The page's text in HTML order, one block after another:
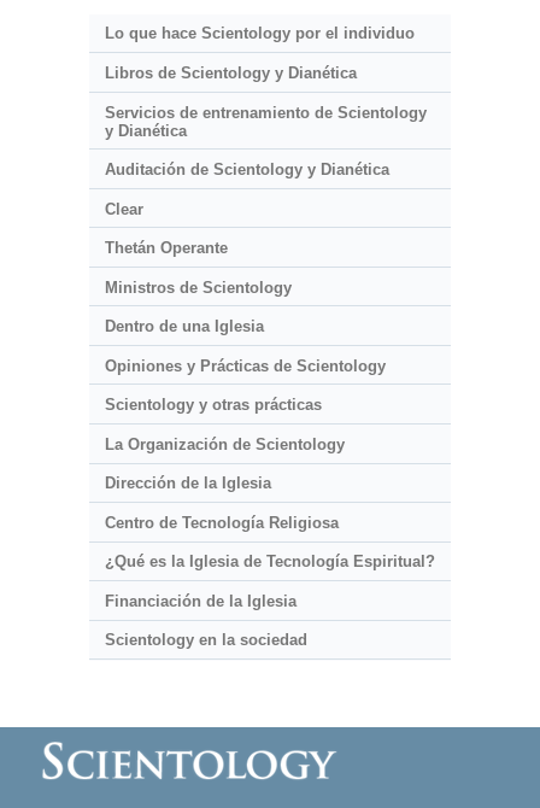
Lo que hace Scientology por el individuo
Libros de Scientology y Dianética
Servicios de entrenamiento de Scientology
y Dianética
Auditación de Scientology y Dianética
Clear
Thetán Operante
Ministros de Scientology
Dentro de una Iglesia
Opiniones y Prácticas de Scientology
Scientology y otras prácticas
La Organización de Scientology
Dirección de la Iglesia
Centro de Tecnología Religiosa
¿Qué es la Iglesia de Tecnología Espiritual?
Financiación de la Iglesia
Scientology en la sociedad